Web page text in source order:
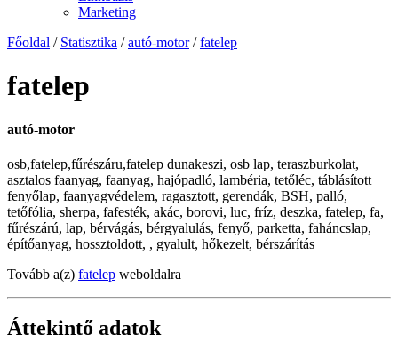
Marketing
Főoldal / Statisztika /autó-motor/fatelep
fatelep
autó-motor
osb,fatelep,fűrészáru,fatelep dunakeszi, osb lap, teraszburkolat,
asztalos faanyag, faanyag, hajópadló, lambéria, tetőléc, táblásított
fenyőlap, faanyagvédelem, ragasztott, gerendák, BSH, palló,
tetőfólia, sherpa, fafesték, akác, borovi, luc, fríz, deszka, fatelep, fa,
fűrészárú, lap, bérvágás, bérgyalulás, fenyő, parketta, faháncslap,
építőanyag, hossztoldott, , gyalult, hőkezelt, bérszárítás
Tovább a(z) fatelep weboldalra
Áttekintő adatok